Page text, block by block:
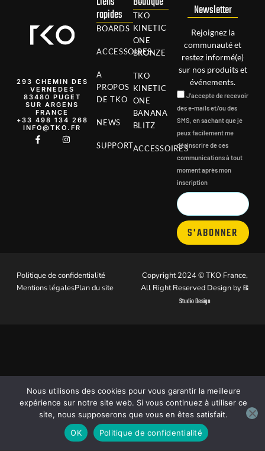
293 CHEMIN DES
VERNEDES
83480 PUGET
SUR ARGENS
FRANCE
‭+33 498 134 268‬
INFO@TKO.FR
rapides
BOARDS
ACCESSOIRES
A
PROPOS
DE TKO
NEWS
SUPPORT
TKO
KINETIC
ONE
BRONZE
TKO
KINETIC
ONE
BANANA
BLITZ
ACCESSOIRES
Newsletter
Rejoignez la
communauté et
restez informé(e)
sur nos produits et
événements.
J'accepte de recevoir
des e-mails et/ou des
SMS, en sachant que je
peux facilement me
désinscrire de ces
communications à tout
moment après mon
inscription
S'ABONNER
Politique de confidentialité
Mentions légalesPlan du site
Copyright 2024 © TKO France,
All Right Reserved Design byEG
Studio Design
Nous utilisons des cookies pour vous garantir la meilleure
expérience sur notre site web. Si vous continuez à utiliser ce
site, nous supposerons que vous en êtes satisfait.
OK
Politique de confidentialité